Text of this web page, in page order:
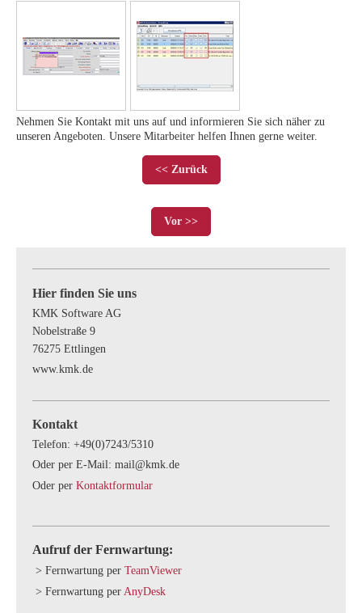
Nehmen Sie Kontakt mit uns auf und informieren Sie sich näher zu
unseren Angeboten. Unsere Mitarbeiter helfen Ihnen gerne weiter.
<< Zurück
Vor >>
Hier finden Sie uns
KMK Software AG
Nobelstraße 9
76275 Ettlingen
www.kmk.de
Kontakt
Telefon: +49(0)7243/5310
Oder per E-Mail: mail@kmk.de
Oder per Kontaktformular
Aufruf der Fernwartung:
> Fernwartung per TeamViewer
> Fernwartung per AnyDesk